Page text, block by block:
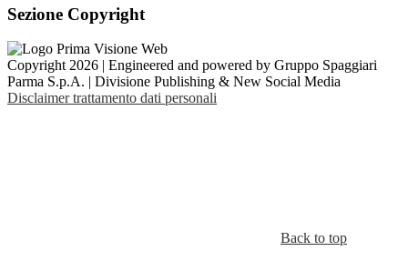
Sezione Copyright
Copyright 2026 | Engineered and powered by Gruppo Spaggiari
Parma S.p.A. | Divisione Publishing & New Social Media
Disclaimer trattamento dati personali
Back to top